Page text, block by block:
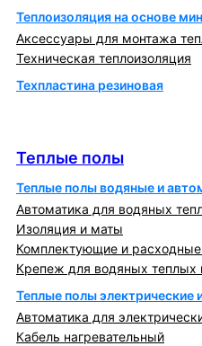
Теплоизоляция на основе
Аксессуары для монтажа
Техническая теплоизоляция
Техпластина резиновая
Теплые полы
Теплые полы водяные и
Автоматика для водяных
Изоляция и маты
Комплектующие и
Крепеж для водяных теплых
Теплые полы электрические
Автоматика для
Кабель нагревательный